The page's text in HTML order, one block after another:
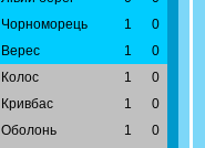
Чорноморець 1
0
Верес 1
0
Колос 1
0
Кривбас 1
0
Оболонь 1
0